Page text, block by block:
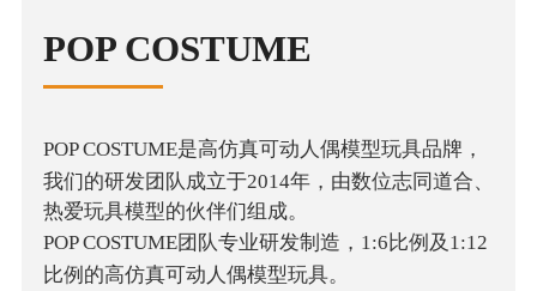
POP COSTUME
POP COSTUME是高仿真可动人偶模型玩具品牌，
我们的研发团队成立于2014年，由数位志同道合、
热爱玩具模型的伙伴们组成。
POP COSTUME团队专业研发制造，1:6比例及1:12
比例的高仿真可动人偶模型玩具。